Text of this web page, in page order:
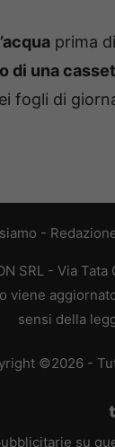
prima
di una
fogli di
-
SRL - Via
viene
sensi della
©2026 -
su